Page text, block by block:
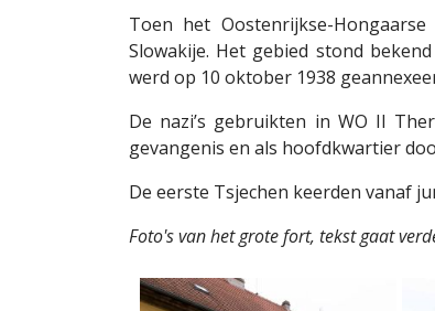
Toen het Oostenrijkse-
Slowakije. Het gebied stond
werd op 10 oktober 1938
De nazi’s gebruikten in WO II
gevangenis en als hoofdkwartier
De eerste Tsjechen keerden vanaf
Foto's van het grote fort, tekst gaat